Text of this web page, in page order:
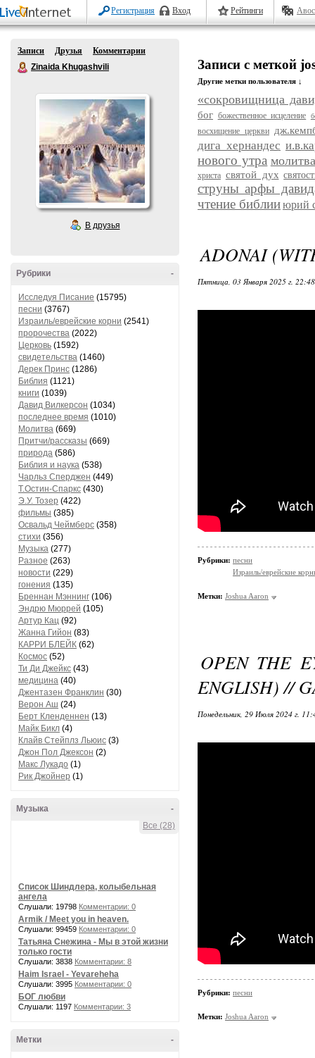
Регистрация Вход Рейтинги
Записи Друзья
Комментарии
Zinaida Khugashvili
В друзья
-
Рубрики
Исследуя Писание (15795)
песни (3767)
Израиль/еврейские корни (2541)
пророчества (2022)
Церковь (1592)
свидетельства (1460)
Дерек Принс (1286)
Библия (1121)
книги (1039)
Давид Вилкерсон (1034)
последнее время (1010)
Молитва (669)
Притчи/рассказы (669)
природа (586)
Библия и наука (538)
Чарльз Сперджен (449)
Т.Остин-Спаркс (430)
Э.У. Тозер (422)
фильмы (385)
Освальд Чеймберс (358)
стихи (356)
Музыка (277)
Разное (263)
новости (229)
гонения (135)
Бреннан Мэннинг (106)
Эндрю Мюррей (105)
Артур Кац (92)
Жанна Гийон (83)
КАРРИ БЛЕЙК (62)
Космос (52)
Ти Ди Джейкс (43)
медицина (40)
Джентазен Франклин (30)
Верон Аш (24)
Берт Кленденнен (13)
Майк Бикл (4)
Клайв Стейплз Льюис (3)
Джон Пол Джексон (2)
Макс Лукадо (1)
Рик Джойнер (1)
-
Музыка
Все (28)
Список Шиндлера, колыбельная
ангела
Слушали: 19798 Комментарии: 0
Armik / Meet you in heaven.
Слушали: 99459 Комментарии: 0
Татьяна Снежина - Мы в этой жизни
только гости
Слушали: 3838 Комментарии: 8
Haim Israel - Yevareheha
Слушали: 3995 Комментарии: 0
БОГ любви
Слушали: 1197 Комментарии: 3
-
Метки
Записи с меткой
Другие метки пользователя ↓
«сокровищница
бог божественное исцеление
восхищение церкви
дига хернандес
нового утра молитва
христа святой дух
струны арфы
чтение библииюрий
ADONAI
Пятница, 03 Января 2025 г.
Рубрики: песни
Израиль/еврейские
Метки: Joshua Aaron
OPEN THE
ENGLISH) //
Понедельник, 29 Июля 2024 г.
Рубрики: песни
Метки: Joshua Aaron